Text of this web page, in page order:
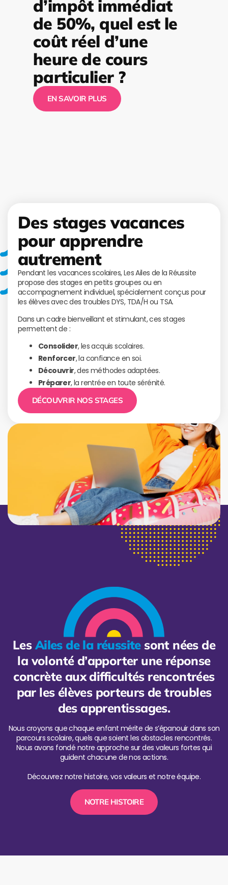
d’impôt immédiat
de 50%, quel est le
coût réel d’une
heure de cours
particulier ?
EN SAVOIR PLUS
Des stages vacances
pour apprendre
autrement
Pendant les vacances scolaires, Les Ailes de la Réussite
propose des stages en petits groupes ou en
accompagnement individuel, spécialement conçus pour
les élèves avec des troubles DYS, TDA/H ou TSA.
Dans un cadre bienveillant et stimulant, ces stages
permettent de :
Consolider, les acquis scolaires.
Renforcer, la confiance en soi.
Découvrir, des méthodes adaptées.
Préparer, la rentrée en toute sérénité.
DÉCOUVRIR NOS STAGES
LesAiles de la réussitesont nées de
la volonté d’apporter une réponse
concrète aux difficultés rencontrées
par les élèves porteurs de troubles
des apprentissages.
Nous croyons que chaque enfant mérite de s’épanouir dans son
parcours scolaire, quels que soient les obstacles rencontrés.
Nous avons fondé notre approche sur des valeurs fortes qui
guident chacune de nos actions.
Découvrez notre histoire, vos valeurs et notre équipe.
NOTRE HISTOIRE